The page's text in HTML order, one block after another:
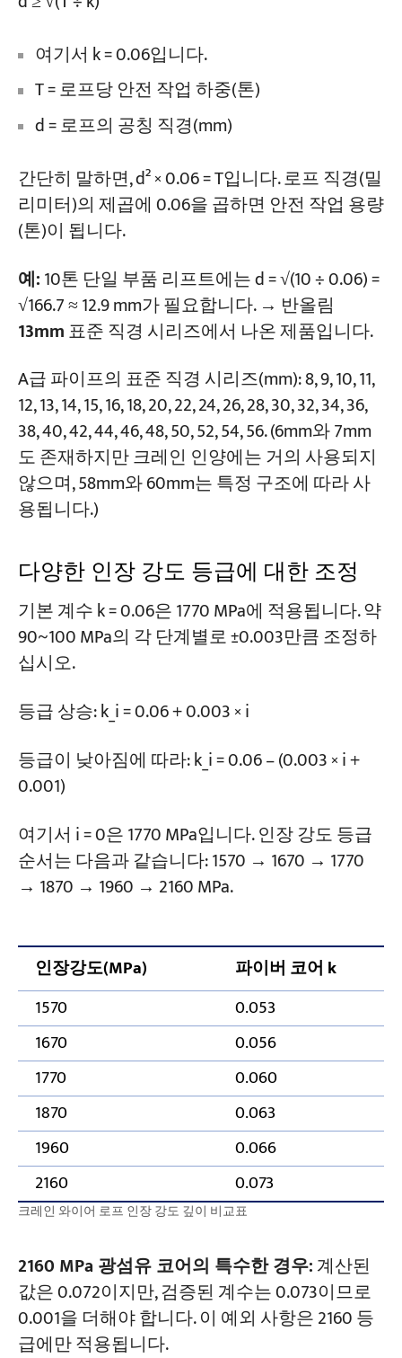
여기서 k = 0.06입니다.
T = 로프당 안전 작업 하중(톤)
d = 로프의 공칭 직경(mm)
간단히 말하면, d² × 0.06 = T입니다. 로프 직경(밀
리미터)의 제곱에 0.06을 곱하면 안전 작업 용량
(톤)이 됩니다.
예:10톤 단일 부품 리프트에는 d = √(10 ÷ 0.06) =
√166.7 ≈ 12.9 mm가 필요합니다. → 반올림
13mm표준 직경 시리즈에서 나온 제품입니다.
A급 파이프의 표준 직경 시리즈(mm): 8, 9, 10, 11,
12, 13, 14, 15, 16, 18, 20, 22, 24, 26, 28, 30, 32, 34, 36,
38, 40, 42, 44, 46, 48, 50, 52, 54, 56. (6mm와 7mm
도 존재하지만 크레인 인양에는 거의 사용되지
않으며, 58mm와 60mm는 특정 구조에 따라 사
용됩니다.)
다양한 인장 강도 등급에 대한 조정
기본 계수 k = 0.06은 1770 MPa에 적용됩니다. 약
90~100 MPa의 각 단계별로 ±0.003만큼 조정하
십시오.
등급 상승: k_i = 0.06 + 0.003 × i
등급이 낮아짐에 따라: k_i = 0.06 – (0.003 × i +
0.001)
여기서 i = 0은 1770 MPa입니다. 인장 강도 등급
순서는 다음과 같습니다: 1570 → 1670 → 1770
→ 1870 → 1960 → 2160 MPa.
인장강도(MPa)
파이버 코어 k
1570
0.053
1670
0.056
1770
0.060
1870
0.063
1960
0.066
2160
0.073
크레인 와이어 로프 인장 강도 깊이 비교표
2160 MPa 광섬유 코어의 특수한 경우:계산된
값은 0.072이지만, 검증된 계수는 0.073이므로
0.001을 더해야 합니다. 이 예외 사항은 2160 등
급에만 적용됩니다.